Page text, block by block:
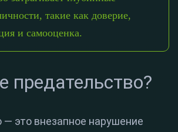
такие как доверие,
и самооценка.
предательство?
— это внезапное нарушение